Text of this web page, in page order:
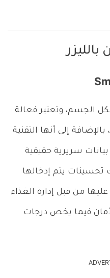
الجسم، وتعتبر فعالة
إلى أنها التقنية
سريرية حقيقية
تحسينات يتم إدخالها
من قبل إدارة الغذاء
فيما يخص درجات